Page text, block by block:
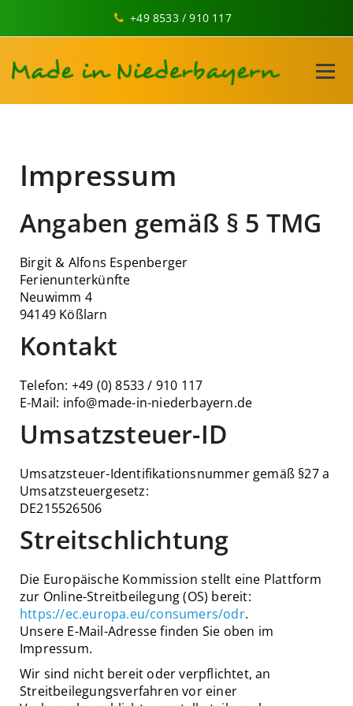
+49 8533 / 910 117
Impressum
Angaben gemäß § 5 TMG
Birgit & Alfons Espenberger
Ferienunterkünfte
Neuwimm 4
94149 Kößlarn
Kontakt
Telefon: +49 (0) 8533 / 910 117
E-Mail: info@made-in-niederbayern.de
Umsatzsteuer-ID
Umsatzsteuer-Identifikationsnummer gemäß §27 a
Umsatzsteuergesetz:
DE215526506
Streitschlichtung
Die Europäische Kommission stellt eine Plattform
zur Online-Streitbeilegung (OS) bereit:
https://ec.europa.eu/consumers/odr.
Unsere E-Mail-Adresse finden Sie oben im
Impressum.
Wir sind nicht bereit oder verpflichtet, an
Streitbeilegungsverfahren vor einer